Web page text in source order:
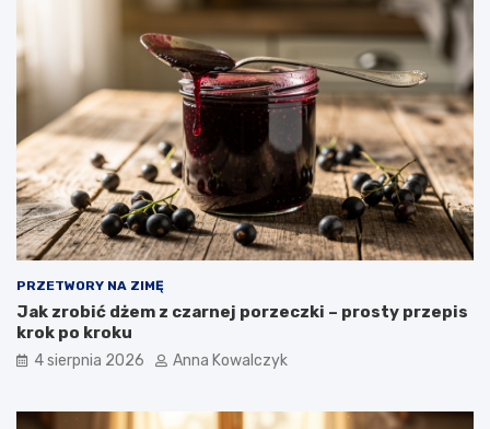
PRZETWORY NA ZIMĘ
Jak zrobić dżem z czarnej porzeczki – prosty przepis
krok po kroku
4 sierpnia 2026 Anna Kowalczyk